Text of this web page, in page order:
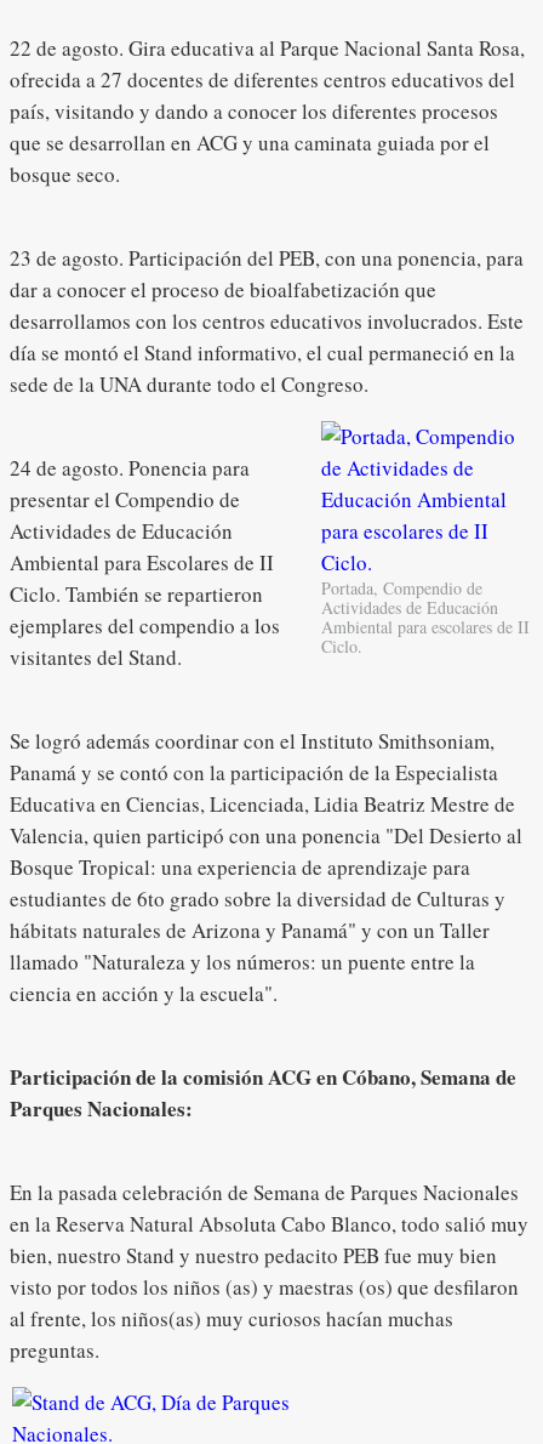
22 de agosto. Gira educativa al Parque Nacional Santa Rosa,
ofrecida a 27 docentes de diferentes centros educativos del
país, visitando y dando a conocer los diferentes procesos
que se desarrollan en ACG y una caminata guiada por el
bosque seco.
23 de agosto. Participación del PEB, con una ponencia, para
dar a conocer el proceso de bioalfabetización que
desarrollamos con los centros educativos involucrados. Este
día se montó el Stand informativo, el cual permaneció en la
sede de la UNA durante todo el Congreso.
Portada, Compendio de
Actividades de Educación
Ambiental para escolares de II
Ciclo.
24 de agosto. Ponencia para
presentar el Compendio de
Actividades de Educación
Ambiental para Escolares de II
Ciclo. También se repartieron
ejemplares del compendio a los
visitantes del Stand.
Se logró además coordinar con el Instituto Smithsoniam,
Panamá y se contó con la participación de la Especialista
Educativa en Ciencias, Licenciada, Lidia Beatriz Mestre de
Valencia, quien participó con una ponencia "Del Desierto al
Bosque Tropical: una experiencia de aprendizaje para
estudiantes de 6to grado sobre la diversidad de Culturas y
hábitats naturales de Arizona y Panamá" y con un Taller
llamado "Naturaleza y los números: un puente entre la
ciencia en acción y la escuela".
Participación de la comisión ACG en Cóbano, Semana de
Parques Nacionales:
En la pasada celebración de Semana de Parques Nacionales
en la Reserva Natural Absoluta Cabo Blanco, todo salió muy
bien, nuestro Stand y nuestro pedacito PEB fue muy bien
visto por todos los niños (as) y maestras (os) que desfilaron
al frente, los niños(as) muy curiosos hacían muchas
preguntas.